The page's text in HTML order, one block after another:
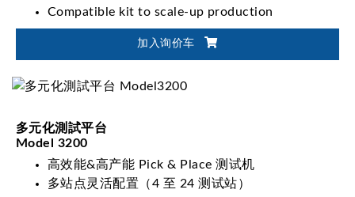
Compatible kit to scale-up production
ATC Tri-temp -40℃ to 150℃ IC test
加入询价车
多元化測試平台
Model 3200
高效能&高产能 Pick & Place 测试机
多站点灵活配置（4 至 24 测试站）